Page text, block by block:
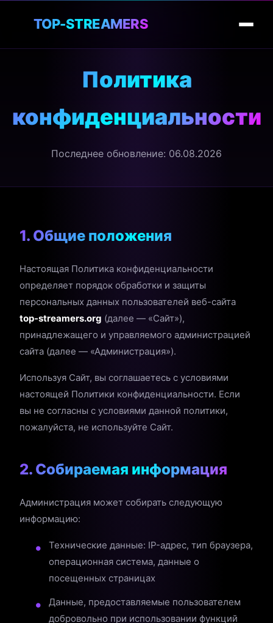
TOP-STREAMERS
Политика
конфиденциальности
Последнее обновление: 06.08.2026
1. Общие положения
Настоящая Политика конфиденциальности
определяет порядок обработки и защиты
персональных данных пользователей веб-сайта
top-streamers.org (далее — «Сайт»),
принадлежащего и управляемого администрацией
сайта (далее — «Администрация»).
Используя Сайт, вы соглашаетесь с условиями
настоящей Политики конфиденциальности. Если
вы не согласны с условиями данной политики,
пожалуйста, не используйте Сайт.
2. Собираемая информация
Администрация может собирать следующую
информацию:
Технические данные: IP-адрес, тип браузера,
операционная система, данные о
посещенных страницах
Данные, предоставляемые пользователем
добровольно при использовании функций